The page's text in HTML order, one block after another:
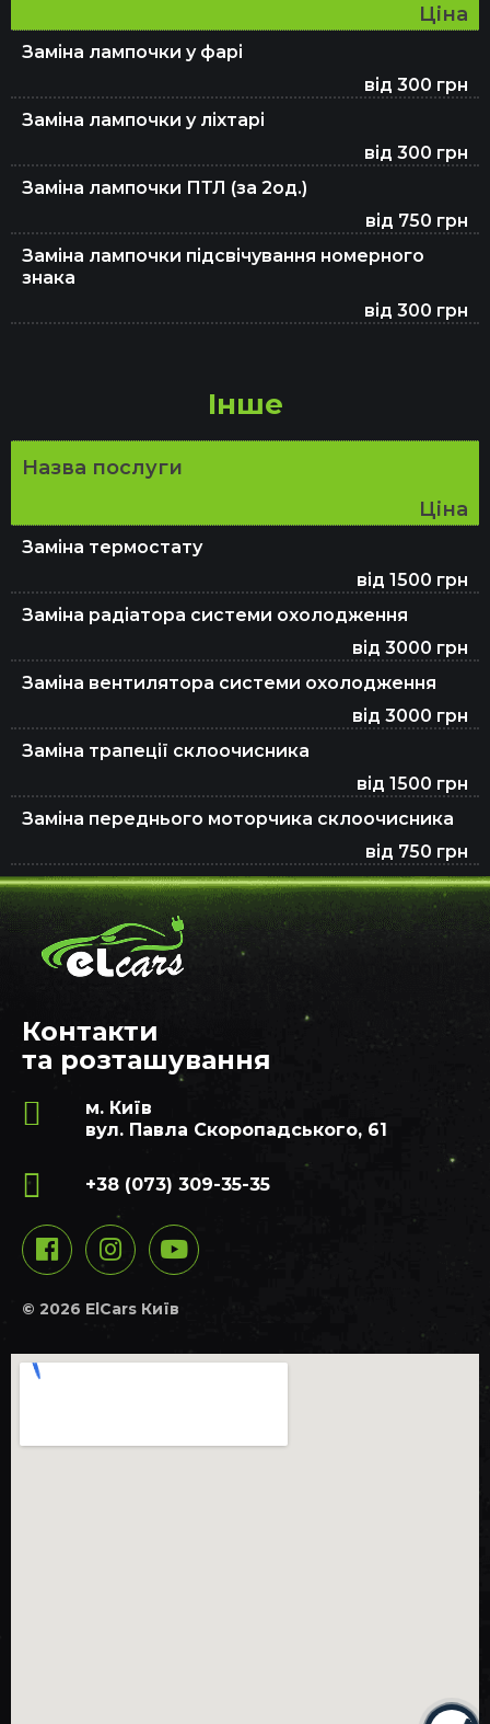
Ціна
Заміна лампочки у фарі
від 300 грн
Заміна лампочки у ліхтарі
від 300 грн
Заміна лампочки ПТЛ (за 2од.)
від 750 грн
Заміна лампочки підсвічування номерного
знака
від 300 грн
Інше
Назва послуги
Ціна
Заміна термостату
від 1500 грн
Заміна радіатора системи охолодження
від 3000 грн
Заміна вентилятора системи охолодження
від 3000 грн
Заміна трапеції склоочисника
від 1500 грн
Заміна переднього моторчика склоочисника
від 750 грн
Контакти
та розташування
м. Київ
вул. Павла Скоропадського, 61
+38 (073) 309-35-35
© 2026 ElCars Київ